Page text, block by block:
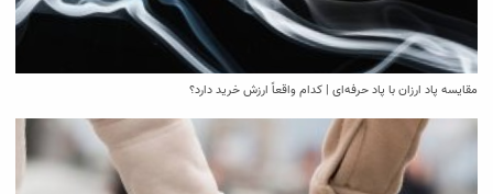
مقایسه پاد ارزان با پاد حرفه‌ای | کدام واقعاً ارزش خرید دارد؟